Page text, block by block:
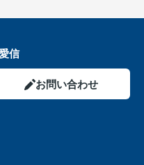
信
お問い合わせ